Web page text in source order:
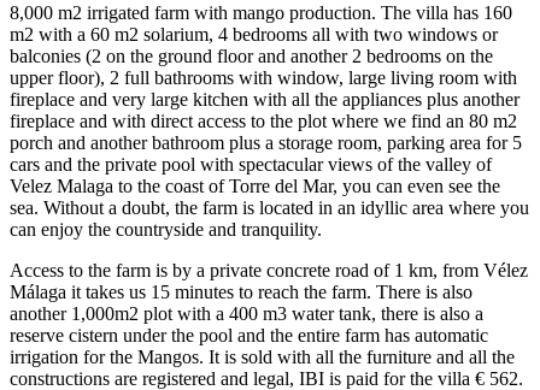
8,000 m2 irrigated farm with mango production. The villa has 160
m2 with a 60 m2 solarium, 4 bedrooms all with two windows or
balconies (2 on the ground floor and another 2 bedrooms on the
upper floor), 2 full bathrooms with window, large living room with
fireplace and very large kitchen with all the appliances plus another
fireplace and with direct access to the plot where we find an 80 m2
porch and another bathroom plus a storage room, parking area for 5
cars and the private pool with spectacular views of the valley of
Velez Malaga to the coast of Torre del Mar, you can even see the
sea. Without a doubt, the farm is located in an idyllic area where you
can enjoy the countryside and tranquility.
Access to the farm is by a private concrete road of 1 km, from Vélez
Málaga it takes us 15 minutes to reach the farm. There is also
another 1,000m2 plot with a 400 m3 water tank, there is also a
reserve cistern under the pool and the entire farm ‌has ‌automatic
‌irrigation ‌for the ‌Mangos. It ‌is sold with all the furniture and all ‌the
constructions ‌are registered ‌and legal, IBI ‌is ‌paid ‌for ‌the ‌villa ‌€ ‌562.